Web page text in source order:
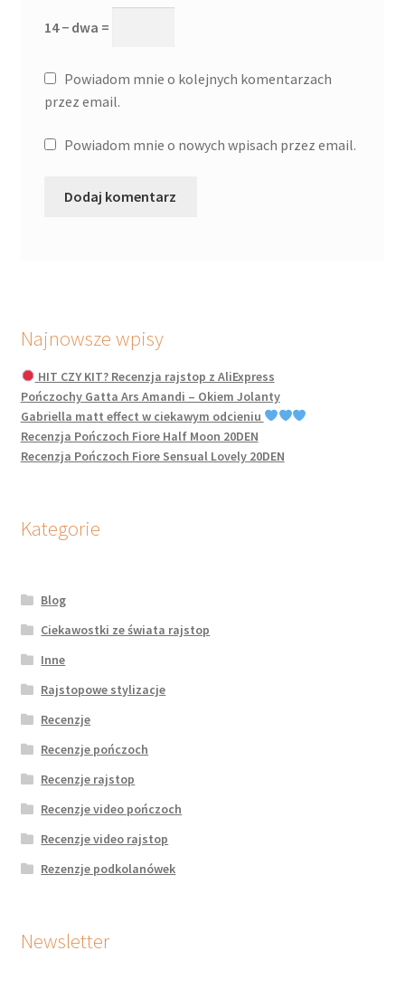
14 − dwa =
Powiadom mnie o kolejnych komentarzach
przez email.
Powiadom mnie o nowych wpisach przez email.
Najnowsze wpisy
HIT CZY KIT? Recenzja rajstop z AliExpress
Pończochy Gatta Ars Amandi – Okiem Jolanty
Gabriella matt effect w ciekawym odcieniu
Recenzja Pończoch Fiore Half Moon 20DEN
Recenzja Pończoch Fiore Sensual Lovely 20DEN
Kategorie
Blog
Ciekawostki ze świata rajstop
Inne
Rajstopowe stylizacje
Recenzje
Recenzje pończoch
Recenzje rajstop
Recenzje video pończoch
Recenzje video rajstop
Rezenzje podkolanówek
Newsletter